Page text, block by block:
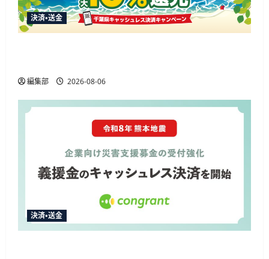
決済・送金
編集部 2026-08-06
決済・送金